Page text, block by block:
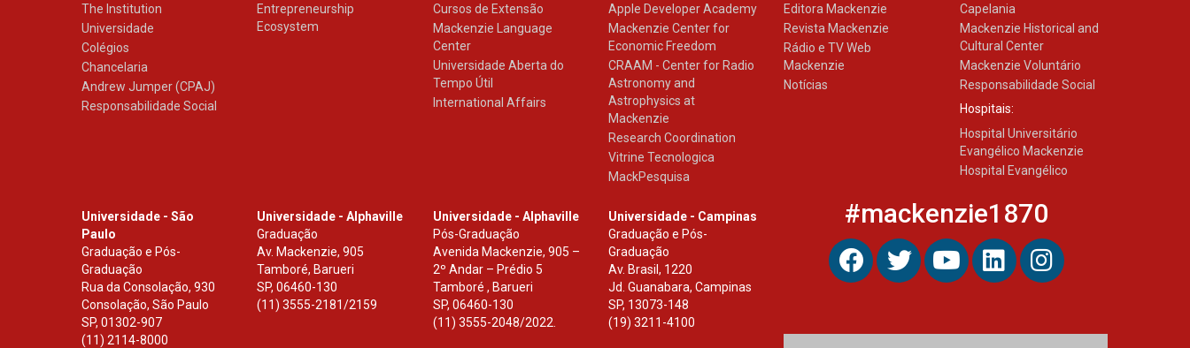
The Institution
Universidade
Colégios
Chancelaria
Andrew Jumper (CPAJ)
Responsabilidade Social
Entrepreneurship
Ecosystem
Cursos de Extensão
Mackenzie Language
Center
Universidade Aberta do
Tempo Útil
International Affairs
Apple Developer Academy
Mackenzie Center for
Economic Freedom
CRAAM - Center for Radio
Astronomy and
Astrophysics at
Mackenzie
Research Coordination
Vitrine Tecnologica
MackPesquisa
Editora Mackenzie
Revista Mackenzie
Rádio e TV Web
Mackenzie
Notícias
Capelania
Mackenzie Historical and
Cultural Center
Mackenzie Voluntário
Responsabilidade Social
Hospitais:
Hospital Universitário
Evangélico Mackenzie
Hospital Evangélico
Universidade - São
Paulo
Graduação e Pós-
Graduação
Rua da Consolação, 930
Consolação, São Paulo
SP, 01302-907
(11) 2114-8000
Universidade - Alphaville
Graduação
Av. Mackenzie, 905
Tamboré, Barueri
SP,06460-130
(11) 3555-2181/2159
Universidade - Alphaville
Pós-Graduação
Avenida Mackenzie, 905 –
2º Andar – Prédio 5
Tamboré , Barueri
SP, 06460-130
(11) 3555-2048/2022.
Universidade - Campinas
Graduação e Pós-
Graduação
Av. Brasil, 1220
Jd. Guanabara, Campinas
SP, 13073-148
(19) 3211-4100
#mackenzie1870